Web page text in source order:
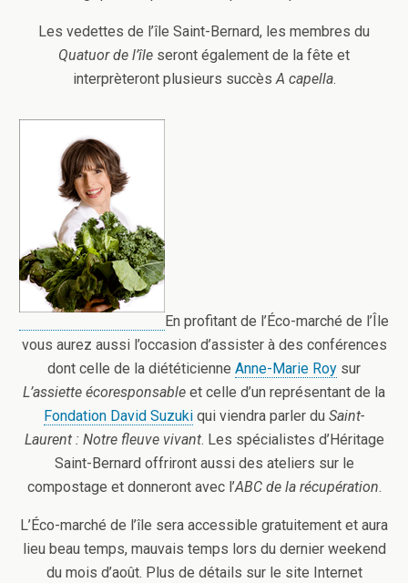
Les vedettes de l’île Saint-Bernard, les membres du
Quatuor de l’île seront également de la fête et
interprèteront plusieurs succèsA capella.
En profitant de l’Éco-marché de l’Île
vous aurez aussi l’occasion d’assister à des conférences
dont celle de la diététicienne Anne-Marie Roy sur
L’assiette écoresponsable et celle d’un représentant de la
Fondation David Suzuki qui viendra parler du Saint-
Laurent : Notre fleuve vivant. Les spécialistes d’Héritage
Saint-Bernard offriront aussi des ateliers sur le
compostage et donneront avec l’ABC de la récupération.
L’Éco-marché de l’île sera accessible gratuitement et aura
lieu beau temps, mauvais temps lors du dernier weekend
du mois d’août. Plus de détails sur le site Internet